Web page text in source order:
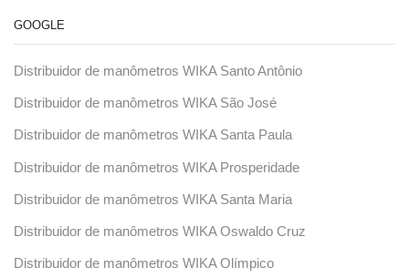
GOOGLE
Distribuidor de manômetros WIKA Santo Antônio
Distribuidor de manômetros WIKA São José
Distribuidor de manômetros WIKA Santa Paula
Distribuidor de manômetros WIKA Prosperidade
Distribuidor de manômetros WIKA Santa Maria
Distribuidor de manômetros WIKA Oswaldo Cruz
Distribuidor de manômetros WIKA Olímpico